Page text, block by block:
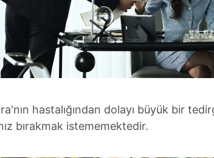
hastalığından dolayı büyük bir
bırakmak istememektedir.